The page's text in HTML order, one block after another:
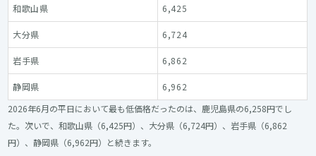
和歌山県 6,425
大分県 6,724
岩手県 6,862
静岡県
6,962
2026年6月の平日において最も低価格だったのは、鹿児島県の6,258円でし
た。次いで、和歌山県（6,425円）、大分県（6,724円）、岩手県（6,862
円）、静岡県（6,962円）と続きます。